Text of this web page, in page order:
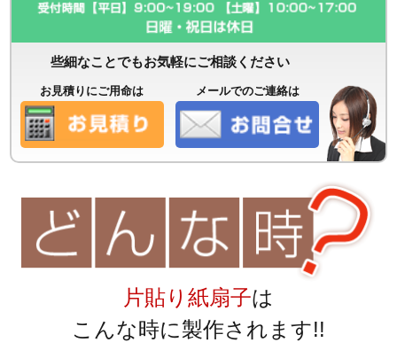
些細なことでもお気軽にご相談ください
お見積りにご用命は メールでのご連絡は
片貼り紙扇子は
こんな時に製作されます!!